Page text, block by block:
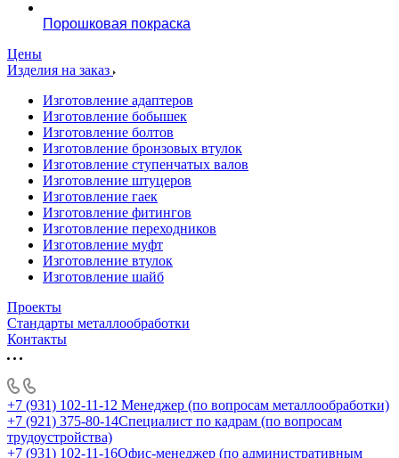
Порошковая покраска
Цены
Изделия на заказ
Изготовление адаптеров
Изготовление бобышек
Изготовление болтов
Изготовление бронзовых втулок
Изготовление ступенчатых валов
Изготовление штуцеров
Изготовление гаек
Изготовление фитингов
Изготовление переходников
Изготовление муфт
Изготовление втулок
Изготовление шайб
Проекты
Стандарты металлообработки
Контакты
+7 (931) 102-11-12 Менеджер (по вопросам металлообработки)
+7 (921) 375-80-14Специалист по кадрам (по вопросам
трудоустройства)
+7 (931) 102-11-16Офис-менеджер (по административным